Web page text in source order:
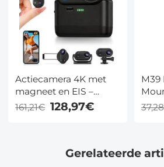
Actiecamera 4K met
magneet en EIS –
42,8g, 10m waterdicht,
360 min & 64GB – voor
161,21€ 128,97€
M39
Gerelateerde